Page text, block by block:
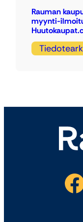
Rauman
myynti-
Facebook